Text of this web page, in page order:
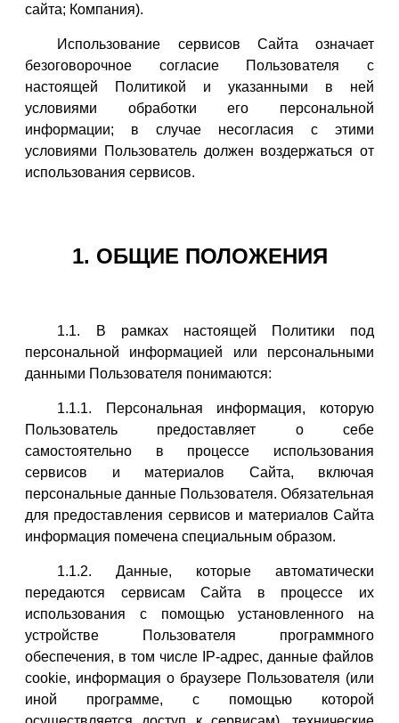
сайта; Компания).
Использование сервисов Сайта означает
безоговорочное согласие Пользователя с
настоящей Политикой и указанными в ней
условиями обработки его персональной
информации; в случае несогласия с этими
условиями Пользователь должен воздержаться от
использования сервисов.
1. ОБЩИЕ ПОЛОЖЕНИЯ
1.1. В рамках настоящей Политики под
персональной информацией или персональными
данными Пользователя понимаются:
1.1.1. Персональная информация, которую
Пользователь предоставляет о себе
самостоятельно в процессе использования
сервисов и материалов Сайта, включая
персональные данные Пользователя. Обязательная
для предоставления сервисов и материалов Сайта
информация помечена специальным образом.
1.1.2. Данные, которые автоматически
передаются сервисам Сайта в процессе их
использования с помощью установленного на
устройстве Пользователя программного
обеспечения, в том числе IP-адрес, данные файлов
cookie, информация о браузере Пользователя (или
иной программе, с помощью которой